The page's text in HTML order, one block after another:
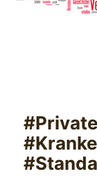
#Private